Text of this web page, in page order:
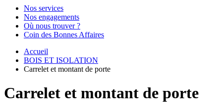
Nos services
Nos engagements
Où nous trouver ?
Coin des Bonnes Affaires
Accueil
BOIS ET ISOLATION
Carrelet et montant de porte
Carrelet et montant de porte